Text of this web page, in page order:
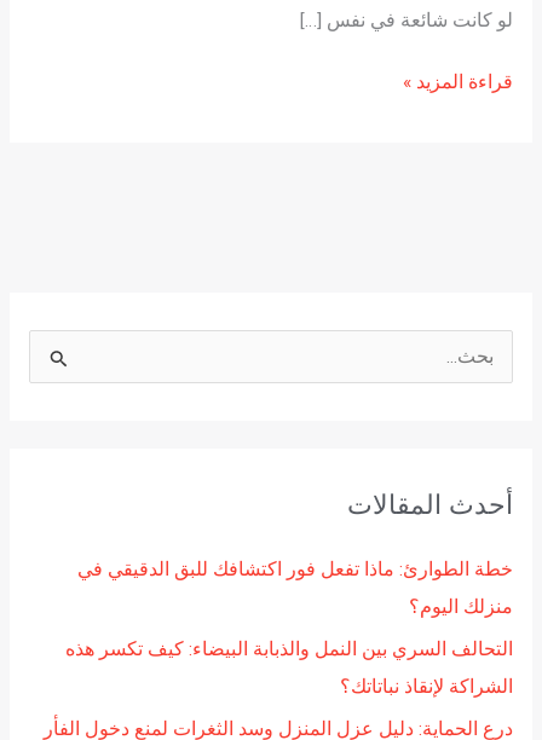
لو كانت شائعة في نفس […]
قراءة المزيد »
ث
أحدث المقالات
خطة الطوارئ: ماذا تفعل فور اكتشافك للبق الدقيقي في
منزلك اليوم؟
التحالف السري بين النمل والذبابة البيضاء: كيف تكسر هذه
الشراكة لإنقاذ نباتاتك؟
درع الحماية: دليل عزل المنزل وسد الثغرات لمنع دخول الفأر